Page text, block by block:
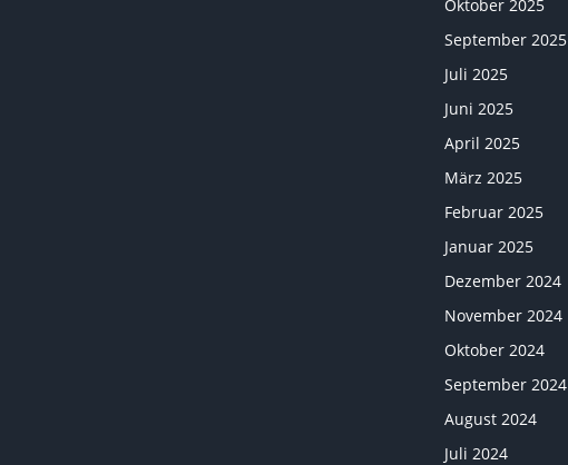
Oktober 2025
September 2025
Juli 2025
Juni 2025
April 2025
März 2025
Februar 2025
Januar 2025
Dezember 2024
November 2024
Oktober 2024
September 2024
August 2024
Juli 2024